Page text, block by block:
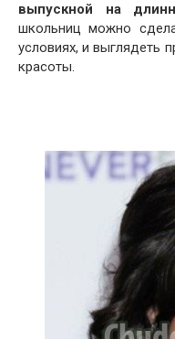
выпускной на
школьниц можно
условиях, и выглядеть
красоты.